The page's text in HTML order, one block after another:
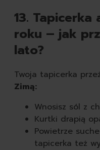
13.
roku – jak
lato?
Twoja tapicerka
Zimą:
Wnosisz sól z
Kurtki drapią
Powietrze
tapicerka też